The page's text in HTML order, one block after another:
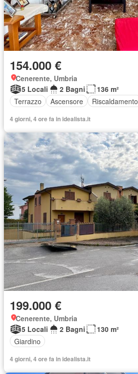
154.000 €
Cenerente, Umbria
5 Locali
2 Bagni
136 m²
Terrazzo
Ascensore Riscaldamento
4 giorni, 4 ore fa in idealista.it
199.000 €
Cenerente, Umbria
5 Locali
2 Bagni
130 m²
Giardino
4 giorni, 4 ore fa in idealista.it